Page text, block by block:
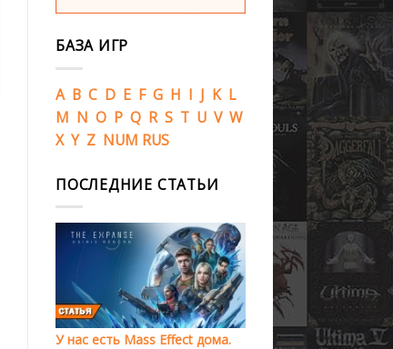
БАЗА ИГР
A B C D E F G H I J K L
M N O P Q R S T U V W
X Y Z NUM RUS
ПОСЛЕДНИЕ СТАТЬИ
У нас есть Mass Effect дома.